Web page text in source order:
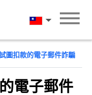
漢語
圖扣款的電子郵件詐騙
電子郵件